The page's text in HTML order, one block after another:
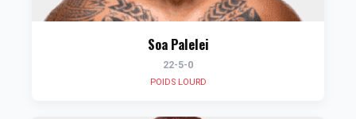
Soa Palelei
22-5-0
POIDS LOURD